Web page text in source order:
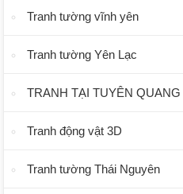
Tranh tường vĩnh yên
Tranh tường Yên Lạc
TRANH TẠI TUYÊN QUANG
Tranh động vật 3D
Tranh tường Thái Nguyên